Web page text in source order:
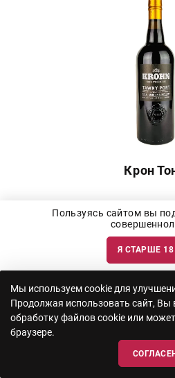
Крон
2 403
Пользуясь сайтом вы
Я СТАРШЕ 18
Мы используем cookie для
Продолжая использовать сайт, Вы
обработку файлов cookie или
браузере.
СОГЛАСЕН